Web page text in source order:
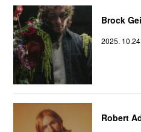
Brock
2025.
Robert